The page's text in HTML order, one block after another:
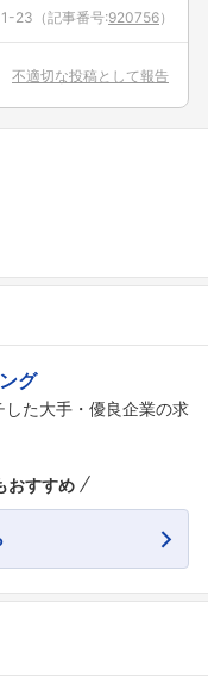
23 （記事番号:920756）
不適切な投稿として報告
グ
た大手・優良企業の求
おすすめ